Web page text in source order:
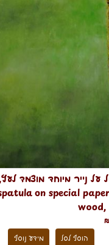
on special
wood,
הוסף לסל
מידע נוסף